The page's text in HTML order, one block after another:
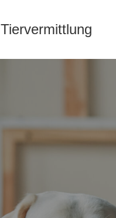
Tiervermittlung